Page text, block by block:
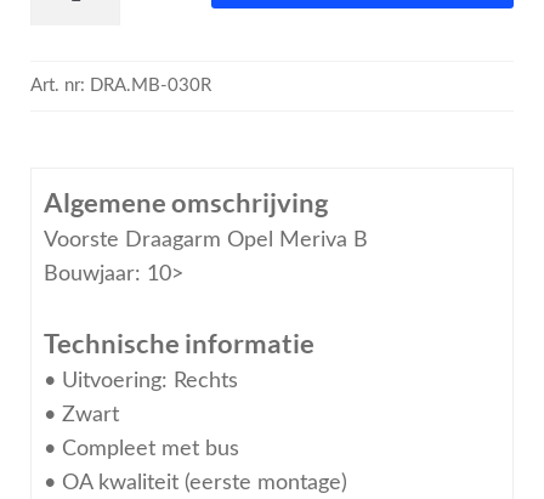
Art. nr: DRA.MB-030R
Algemene omschrijving
Voorste Draagarm Opel Meriva B
Bouwjaar: 10>
Technische informatie
• Uitvoering: Rechts
• Zwart
• Compleet met bus
• OA kwaliteit (eerste montage)